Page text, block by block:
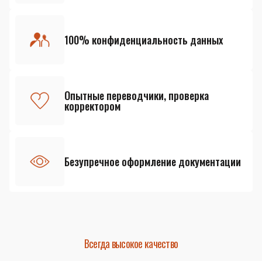
100% конфиденциальность данных
Опытные переводчики, проверка
корректором
Безупречное оформление документации
Всегда высокое качество